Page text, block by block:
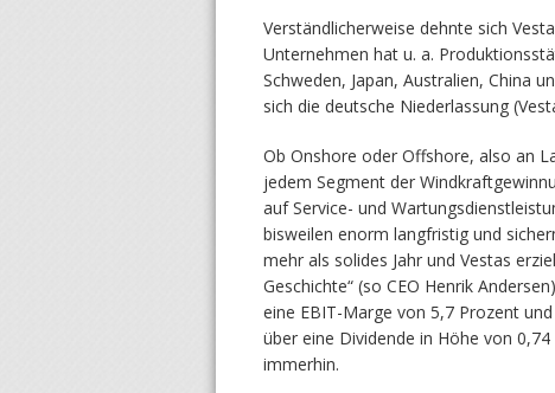
Verständlicherweise dehnte sich
Unternehmen hat u. a.
Schweden, Japan, Australien, China
sich die deutsche Niederlassung
Ob Onshore oder Offshore, also an
jedem Segment der
auf Service- und
bisweilen enorm langfristig und
mehr als solides Jahr und Vestas
Geschichte“ (so CEO Henrik
eine EBIT-Marge von 5,7 Prozent
über eine Dividende in Höhe von
immerhin.